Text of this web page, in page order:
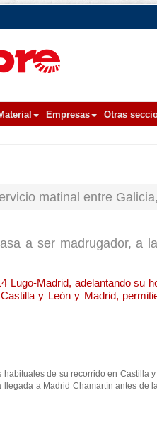
Empresas Otras
matinal entre
a ser madrugador, a
Lugo-Madrid, adelantando su
y León y Madrid,
de su recorrido en Castilla
a Madrid Chamartín antes de